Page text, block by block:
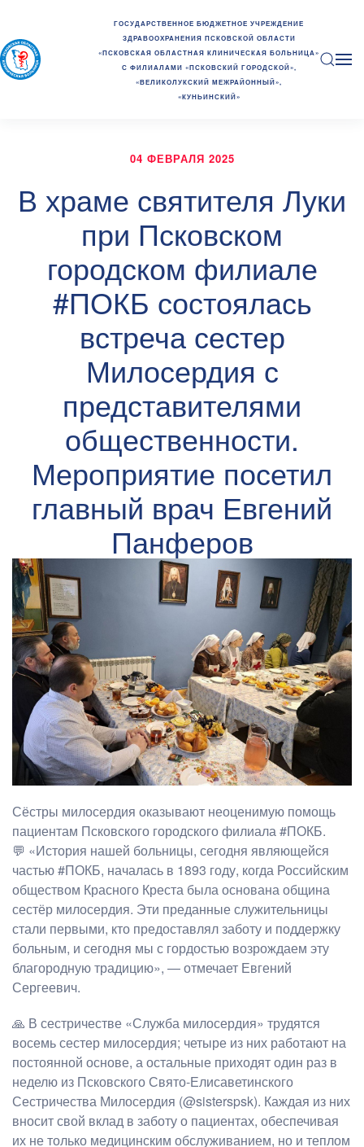
ГОСУДАРСТВЕННОЕ БЮДЖЕТНОЕ УЧРЕЖДЕНИЕ
ЗДРАВООХРАНЕНИЯ ПСКОВСКОЙ ОБЛАСТИ
«ПСКОВСКАЯ ОБЛАСТНАЯ КЛИНИЧЕСКАЯ БОЛЬНИЦА»
С ФИЛИАЛАМИ «ПСКОВСКИЙ ГОРОДСКОЙ»,
«ВЕЛИКОЛУКСКИЙ МЕЖРАЙОННЫЙ»,
«КУНЬИНСКИЙ»
04 ФЕВРАЛЯ 2025
В храме святителя Луки
при Псковском
городском филиале
#ПОКБ состоялась
встреча сестер
Милосердия с
представителями
общественности.
Мероприятие посетил
главный врач Евгений
Панферов
Сёстры милосердия оказывают неоценимую помощь
пациентам Псковского городского филиала #ПОКБ.
💬 «История нашей больницы, сегодня являющейся
частью #ПОКБ, началась в 1893 году, когда Российским
обществом Красного Креста была основана община
сестёр милосердия. Эти преданные служительницы
стали первыми, кто предоставлял заботу и поддержку
больным, и сегодня мы с гордостью возрождаем эту
благородную традицию», — отмечает Евгений
Сергеевич.
🙏 В сестричестве «Служба милосердия» трудятся
восемь сестер милосердия; четыре из них работают на
постоянной основе, а остальные приходят один раз в
неделю из Псковского Свято-Елисаветинского
Сестричества Милосердия (@sisterspsk). Каждая из них
вносит свой вклад в заботу о пациентах, обеспечивая
их не только медицинским обслуживанием, но и теплом